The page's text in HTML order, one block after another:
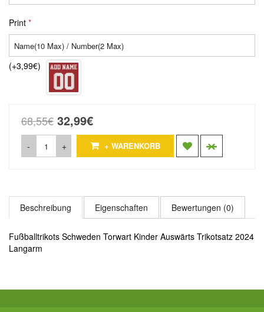
Print
(+3,99€)
68,55€ 32,99€
- + + WARENKORB
Beschreibung Eigenschaften Bewertungen (0)
Fußballtrikots Schweden Torwart Kinder Auswärts Trikotsatz 2024
Langarm